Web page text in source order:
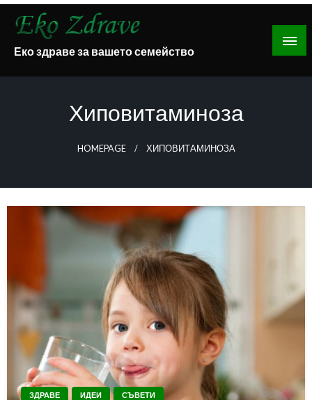
Skip
Еко здраве за вашето семейство
Хиповитаминоза
HOMEPAGE ХИПОВИТАМИНОЗА
ЗДРАВЕ ИДЕИ СЪВЕТИ